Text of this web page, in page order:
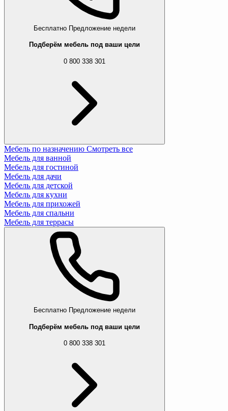
Бесплатно Предложение недели
Подберём мебель под ваши цели
0 800 338 301
Мебель по назначению Смотреть все
Мебель для ванной
Мебель для гостиной
Мебель для дачи
Мебель для детской
Мебель для кухни
Мебель для прихожей
Мебель для спальни
Мебель для террасы
Бесплатно Предложение недели
Подберём мебель под ваши цели
0 800 338 301